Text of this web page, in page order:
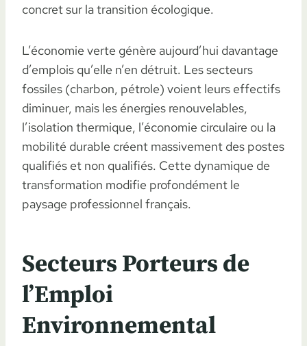
concret sur la transition écologique.
L’économie verte génère aujourd’hui davantage
d’emplois qu’elle n’en détruit. Les secteurs
fossiles (charbon, pétrole) voient leurs effectifs
diminuer, mais les énergies renouvelables,
l’isolation thermique, l’économie circulaire ou la
mobilité durable créent massivement des postes
qualifiés et non qualifiés. Cette dynamique de
transformation modifie profondément le
paysage professionnel français.
Secteurs Porteurs de
l’Emploi
Environnemental